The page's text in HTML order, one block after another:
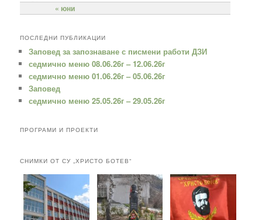
« юни
ПОСЛЕДНИ ПУБЛИКАЦИИ
Заповед за запознаване с писмени работи ДЗИ
седмично меню 08.06.26г – 12.06.26г
седмично меню 01.06.26г – 05.06.26г
Заповед
седмично меню 25.05.26г – 29.05.26г
ПРОГРАМИ И ПРОЕКТИ
СНИМКИ ОТ СУ „ХРИСТО БОТЕВ“